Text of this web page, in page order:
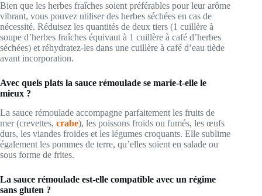
Bien que les herbes fraîches soient préférables pour leur arôme
vibrant, vous pouvez utiliser des herbes séchées en cas de
nécessité. Réduisez les quantités de deux tiers (1 cuillère à
soupe d’herbes fraîches équivaut à 1 cuillère à café d’herbes
séchées) et réhydratez-les dans une cuillère à café d’eau tiède
avant incorporation.
Avec quels plats la sauce rémoulade se marie-t-elle le
mieux ?
La sauce rémoulade accompagne parfaitement les fruits de
mer (crevettes, crabe), les poissons froids ou fumés, les œufs
durs, les viandes froides et les légumes croquants. Elle sublime
également les pommes de terre, qu’elles soient en salade ou
sous forme de frites.
La sauce rémoulade est-elle compatible avec un régime
sans gluten ?